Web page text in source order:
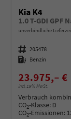
Kia K4
1.0 T-GDI GPF
unverbindliche
Fahrzeugnummer 205478
Kraftstoff Benzin
23.975,– €
incl. 19% MwSt.
Verbrauch
CO2-Klasse: D
CO2-Emissionen: